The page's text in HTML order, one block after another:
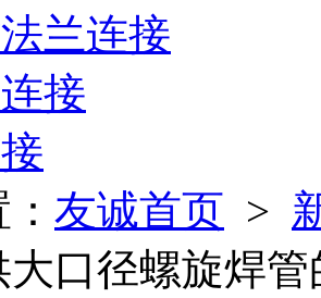
兰连接
接
友诚首页 >
大口径螺旋焊